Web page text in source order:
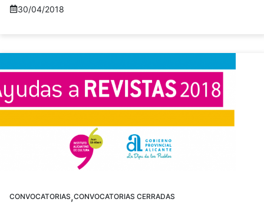
30/04/2018
CONVOCATORIAS,CONVOCATORIAS CERRADAS